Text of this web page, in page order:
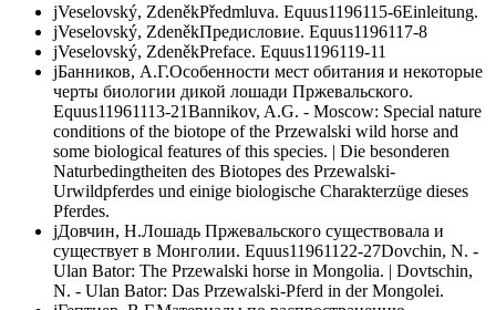
jVeselovský, ZdeněkPředmluva. Equus119611 5-6Einleitung.
jVeselovský, ZdeněkПредисловие. Equus119611 7-8
jVeselovský, ZdeněkPreface. Equus1196119-11
jБанников, А.Г.Особенности мест обитания и некоторые
черты биологии дикой лошади Пржевальского.
Equus11961113-21Bannikov, A.G. - Moscow: Special nature
conditions of the biotope of the Przewalski wild horse and
some biological features of this species. | Die besonderen
Naturbedingtheiten des Biotopes des Przewalski-
Urwildpferdes und einige biologische Charakterzüge dieses
Pferdes.
jДовчин, Н.Лошадь Пржевальского существовала и
существует в Монголии. Equus119611 22-27Dovchin, N. -
Ulan Bator: The Przewalski horse in Mongolia. | Dovtschin,
N. - Ulan Bator: Das Przewalski-Pferd in der Mongolei.